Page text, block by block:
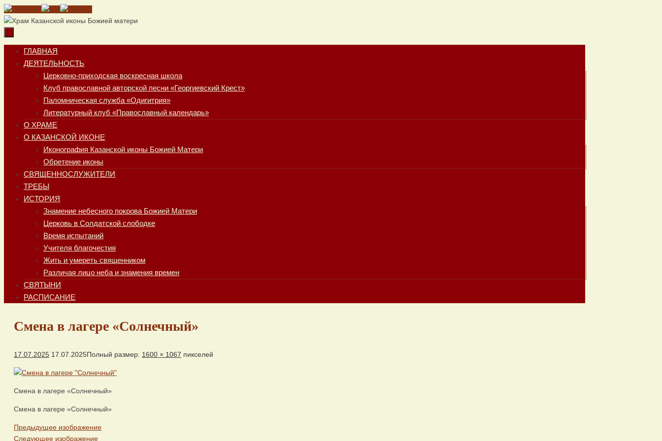
Перейти
к
Перейти
содержимому
ГЛАВНАЯ
ДЕЯТЕЛЬНОСТЬ
Церковно-приходская воскресная школа
Клуб православной авторской песни «Георгиевский Крест»
Паломническая служба «Одигитрия»
Литературный клуб «Православный календарь»
О ХРАМЕ
О КАЗАНСКОЙ ИКОНЕ
Иконография Казанской иконы Божией Матери
Обретение иконы
СВЯЩЕННОСЛУЖИТЕЛИ
ТРЕБЫ
ИСТОРИЯ
Знамение небесного покрова Божией Матери
Церковь в Солдатской слободке
Время испытаний
Учителя благочестия
Жить и умереть священником
Различая лицо неба и знамения времен
СВЯТЫНИ
РАСПИСАНИЕ
Смена в лагере «Солнечный»
17.07.2025 17.07.2025Полный размер: 1600 × 1067 пикселей
Смена в лагере «Солнечный»
Смена в лагере «Солнечный»
Предыдущее изображение
Следующее изображение